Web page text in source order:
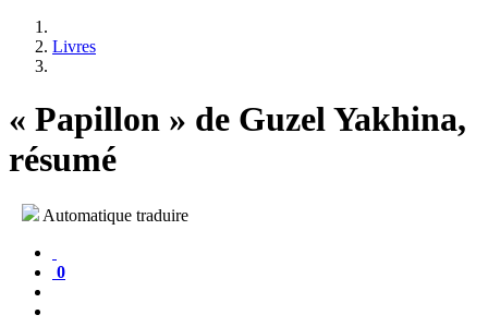
Livres
« Papillon » de Guzel Yakhina,
résumé
Automatique traduire
0